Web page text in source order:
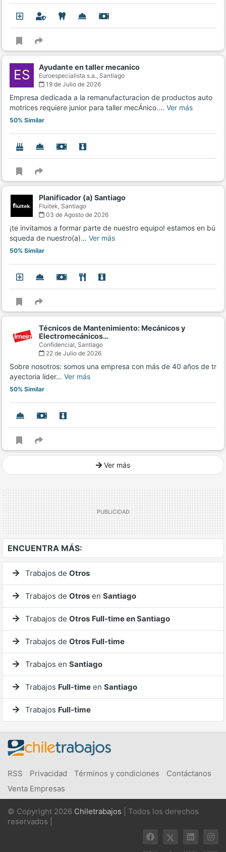
ES Ayudante en taller mecanico
Euroespecialista s.a., Santiago
19 de Julio de 2026
Empresa dedicada a la remanufacturacion de productos auto
motrices requiere junior para taller mecÁnico.… Ver más
50% Similar
Planificador (a) Santiago
Fluitek, Santiago
03 de Agosto de 2026
¡te invitamos a formar parte de nuestro equipo! estamos en bú
squeda de nuestro(a)… Ver más
50% Similar
Técnicos de Mantenimiento: Mecánicos y
Electromecánicos…
Confidencial, Santiago
22 de Julio de 2026
Sobre nosotros: somos una empresa con más de 40 años de tr
ayectoria líder… Ver más
50% Similar
Ver más
ENCUENTRA MÁS:
Trabajos de Otros
Trabajos de Otros en Santiago
Trabajos de Otros Full-time en Santiago
Trabajos de Otros Full-time
Trabajos en Santiago
Trabajos Full-time en Santiago
Trabajos Full-time
RSS Privacidad Términos y condiciones
Contáctanos
Venta Empresas
© Copyright 2026 Chiletrabajos | Todos los derechos
reservados |